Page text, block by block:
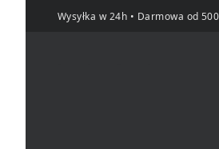
Wysyłka w 24h • Darmowa od